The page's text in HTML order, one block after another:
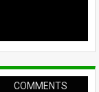
COMMENTS